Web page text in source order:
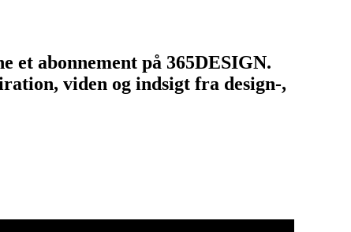
et abonnement på 365DESIGN.
viden og indsigt fra design-,